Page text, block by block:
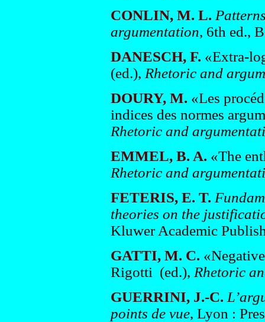
CONLIN, M. L.
argumentation, 6th ed.,
DANESCH, F. «Extra-
(ed.), Rhetoric and
DOURY, M. «Les
indices des normes
Rhetoric and
EMMEL, B. A. «The
Rhetoric and
FETERIS, E. T.
theories on the
Kluwer Academic
GATTI, M. C.
Rigotti (ed.), Rhetoric
GUERRINI, J.-C.
points de vue, Lyon :